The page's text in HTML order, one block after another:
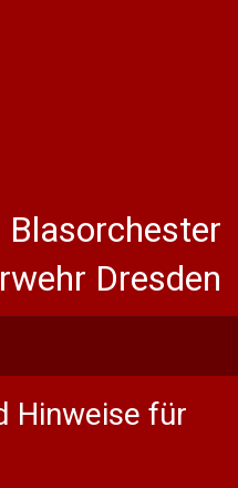
Dresden
Hinweise für